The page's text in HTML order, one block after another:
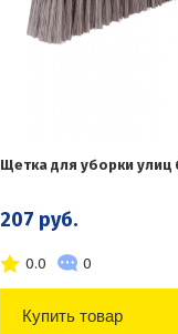
Щетка для уборки улиц
207 руб.
0.0 0
Купить товар